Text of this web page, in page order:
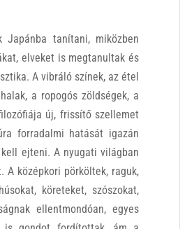
Japánba tanítani, miközben
elveket is megtanultak és
A vibráló színek, az étel
a ropogós zöldségek, a
új, frissítő szellemet
forradalmi hatását igazán
ejteni. A nyugati világban
A középkori pörköltek, raguk,
köreteket, szószokat,
ellentmondóan, egyes